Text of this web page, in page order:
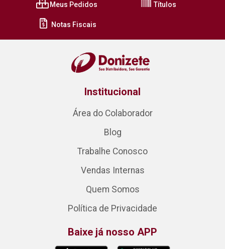
Meus Pedidos Títulos
Notas Fiscais
Institucional
Área do Colaborador
Blog
Trabalhe Conosco
Vendas Internas
Quem Somos
Política de Privacidade
Baixe já nosso APP